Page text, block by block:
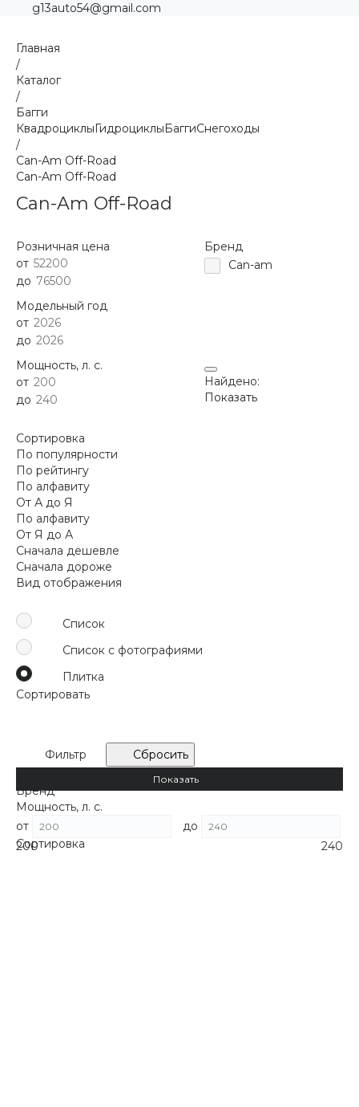
g13auto54@gmail.com
Главная
/
Каталог
/
Багги
КвадроциклыГидроциклыБаггиСнегоходы
/
Can-Am Off-Road
Can-Am Off-Road
Can-Am Off-Road
Розничная цена
от
до
Бренд
Can-am
Модельный год
от
до
Мощность, л. с.
от
до
Найдено:
Показать
Сортировка
По популярности
По рейтингу
По алфавиту
От А до Я
По алфавиту
От Я до А
Сначала дешевле
Сначала дороже
Вид отображения
Список
Список с фотографиями
Плитка
Сортировать
По рейтингуСначала товары с высокими оценками
От А до Я
По алфавиту
Сначала дешевле
Сначала дороже
Фильтр
Сбросить
Бренд
Мощность, л. с.
от
до
200
240
Показать
Сортировка